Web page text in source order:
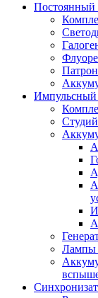
Постоянный
Импульсный
Лампы